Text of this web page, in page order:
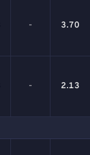
- 3.70
- 2.13